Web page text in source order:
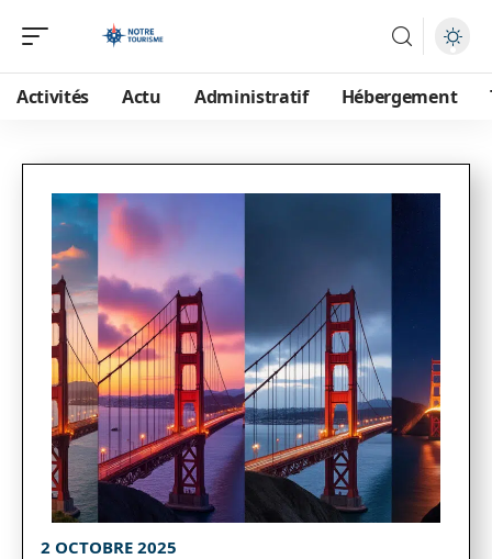
Activités Actu Administratif Hébergement
2 OCTOBRE 2025